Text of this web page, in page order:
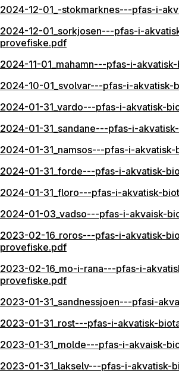
2024-12-01_-stokmarknes---pfas-i-
2024-12-01_sorkjosen---pfas-i-
provefiske.pdf
2024-11-01_mahamn---pfas-i-
2024-10-01_svolvar---pfas-i-akvatisk-
2024-01-31_vardo---pfas-i-akvatisk-
2024-01-31_sandane---pfas-i-
2024-01-31_namsos---pfas-i-akvatisk-
2024-01-31_forde---pfas-i-akvatisk-
2024-01-31_floro---pfas-i-akvatisk-
2024-01-03_vadso---pfas-i-akvaisk-
2023-02-16_roros---pfas-i-akvatisk-
provefiske.pdf
2023-02-16_mo-i-rana---pfas-i-
provefiske.pdf
2023-01-31_sandnessjoen---pfasi-
2023-01-31_rost---pfas-i-akvatisk-
2023-01-31_molde---pfas-i-akvaisk-
2023-01-31_lakselv---pfas-i-akvatisk-